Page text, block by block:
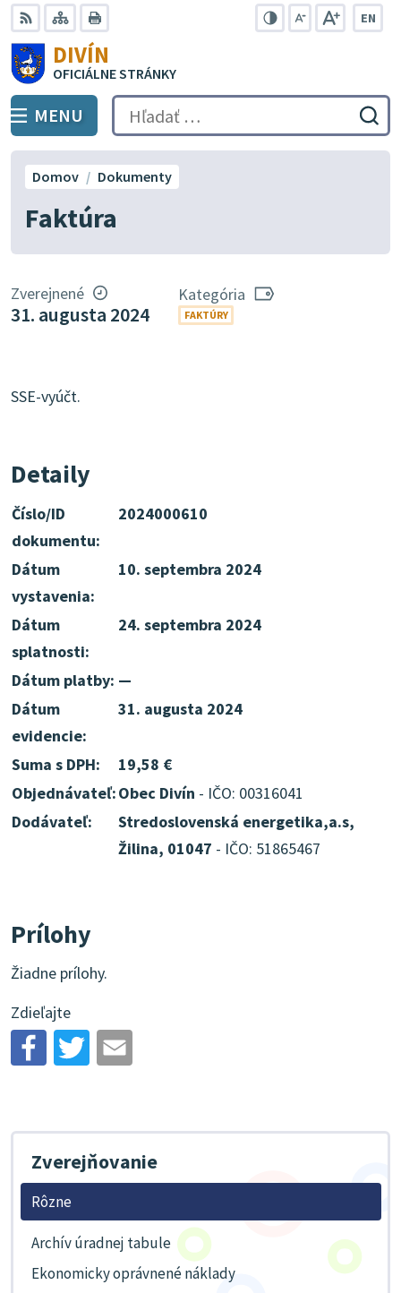
Preskočiť
na
obsah
RSS Mapa
EN
DIVÍN
OFICIÁLNE STRÁNKY
PREPNÚŤ
MENU Hľadať:
Faktúra
Domov Dokumenty
Zverejnené
31. augusta 2024
Kategória
FAKTÚRY
SSE-vyúčt.
Detaily
Číslo/ID
dokumentu:
2024000610
Dátum
vystavenia:
10. septembra 2024
Dátum
splatnosti:
24. septembra 2024
Dátum platby: —
Dátum
evidencie:
31. augusta 2024
Suma s DPH:
19,58 €
Objednávateľ:Obec Divín - IČO: 00316041
Dodávateľ:
Stredoslovenská energetika,a.s,
Žilina, 01047 - IČO: 51865467
Prílohy
Žiadne prílohy.
Zdieľajte
Zverejňovanie
Rôzne
Archív úradnej tabule
Ekonomicky oprávnené náklady